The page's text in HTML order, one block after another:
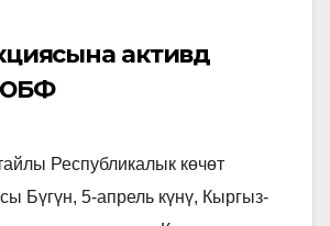
активдүү
Республикалык көчөт
Бүгүн, 5-апрель күнү, Кыргыз-